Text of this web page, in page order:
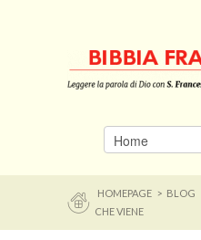
HOMEPAGE > BLOG
CHE VIENE